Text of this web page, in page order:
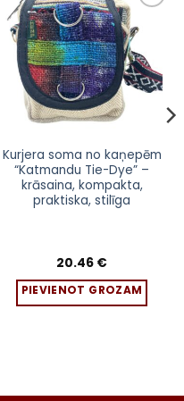
Pievienot
sarakstam
Kurjera soma no kaņepēm
“Katmandu Tie-Dye” –
krāsaina, kompakta,
praktiska, stilīga
20.46 €
PIEVIENOT GROZAM